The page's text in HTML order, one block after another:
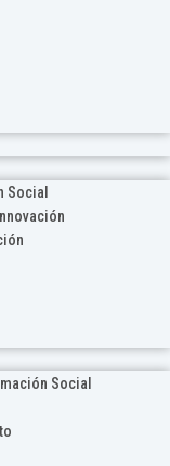
Social
Social